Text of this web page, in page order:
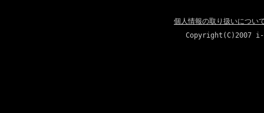
個人情報の取り扱いについ
Copyright(C)2007